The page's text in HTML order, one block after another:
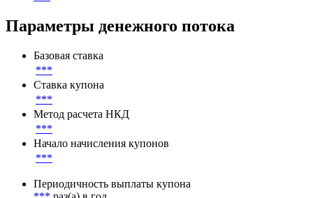
Листинг
Параметры денежного потока
Базовая ставка
***
Ставка купона
***
Метод расчета НКД
Начало начисления купонов